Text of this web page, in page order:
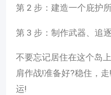
第 2 步：建造一个庇护
第 3 步：制作武器、追
不要忘记居住在这个岛
肩作战!准备好?稳住，
运!